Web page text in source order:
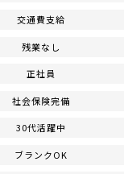
交通費支給
残業なし
正社員
社会保険完備
30代活躍中
ブランクOK